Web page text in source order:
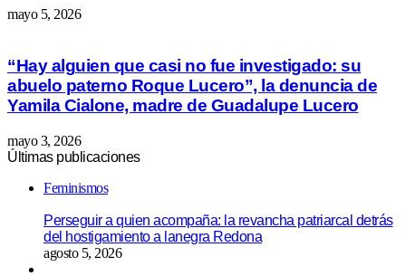
mayo 5, 2026
“Hay alguien que casi no fue investigado: su
abuelo paterno Roque Lucero”, la denuncia de
Yamila Cialone, madre de Guadalupe Lucero
mayo 3, 2026
Últimas publicaciones
Feminismos
Perseguir a quien acompaña: la revancha patriarcal detrás
del hostigamiento a lanegra Redona
agosto 5, 2026